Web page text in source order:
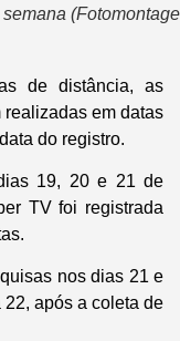
de distância, as
em datas
do registro.
19, 20 e 21 de
TV foi registrada
nos dias 21 e
após a coleta de